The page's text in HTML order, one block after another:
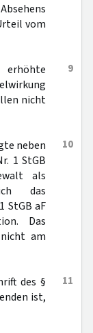
vom
9
nicht
10
neben
1 StGB
als
das
StGB aF
Das
am
11
des §
ist,